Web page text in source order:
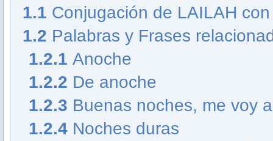
1.1 Conjugación de LAILAH
1.2 Palabras y Frases
1.2.1 Anoche
1.2.2 De anoche
1.2.3 Buenas noches, me voy
1.2.4 Noches duras